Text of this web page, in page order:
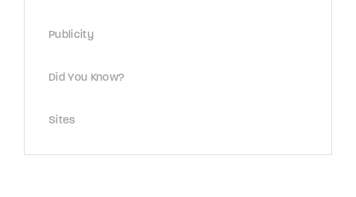
Publicity
Did You Know?
Sites